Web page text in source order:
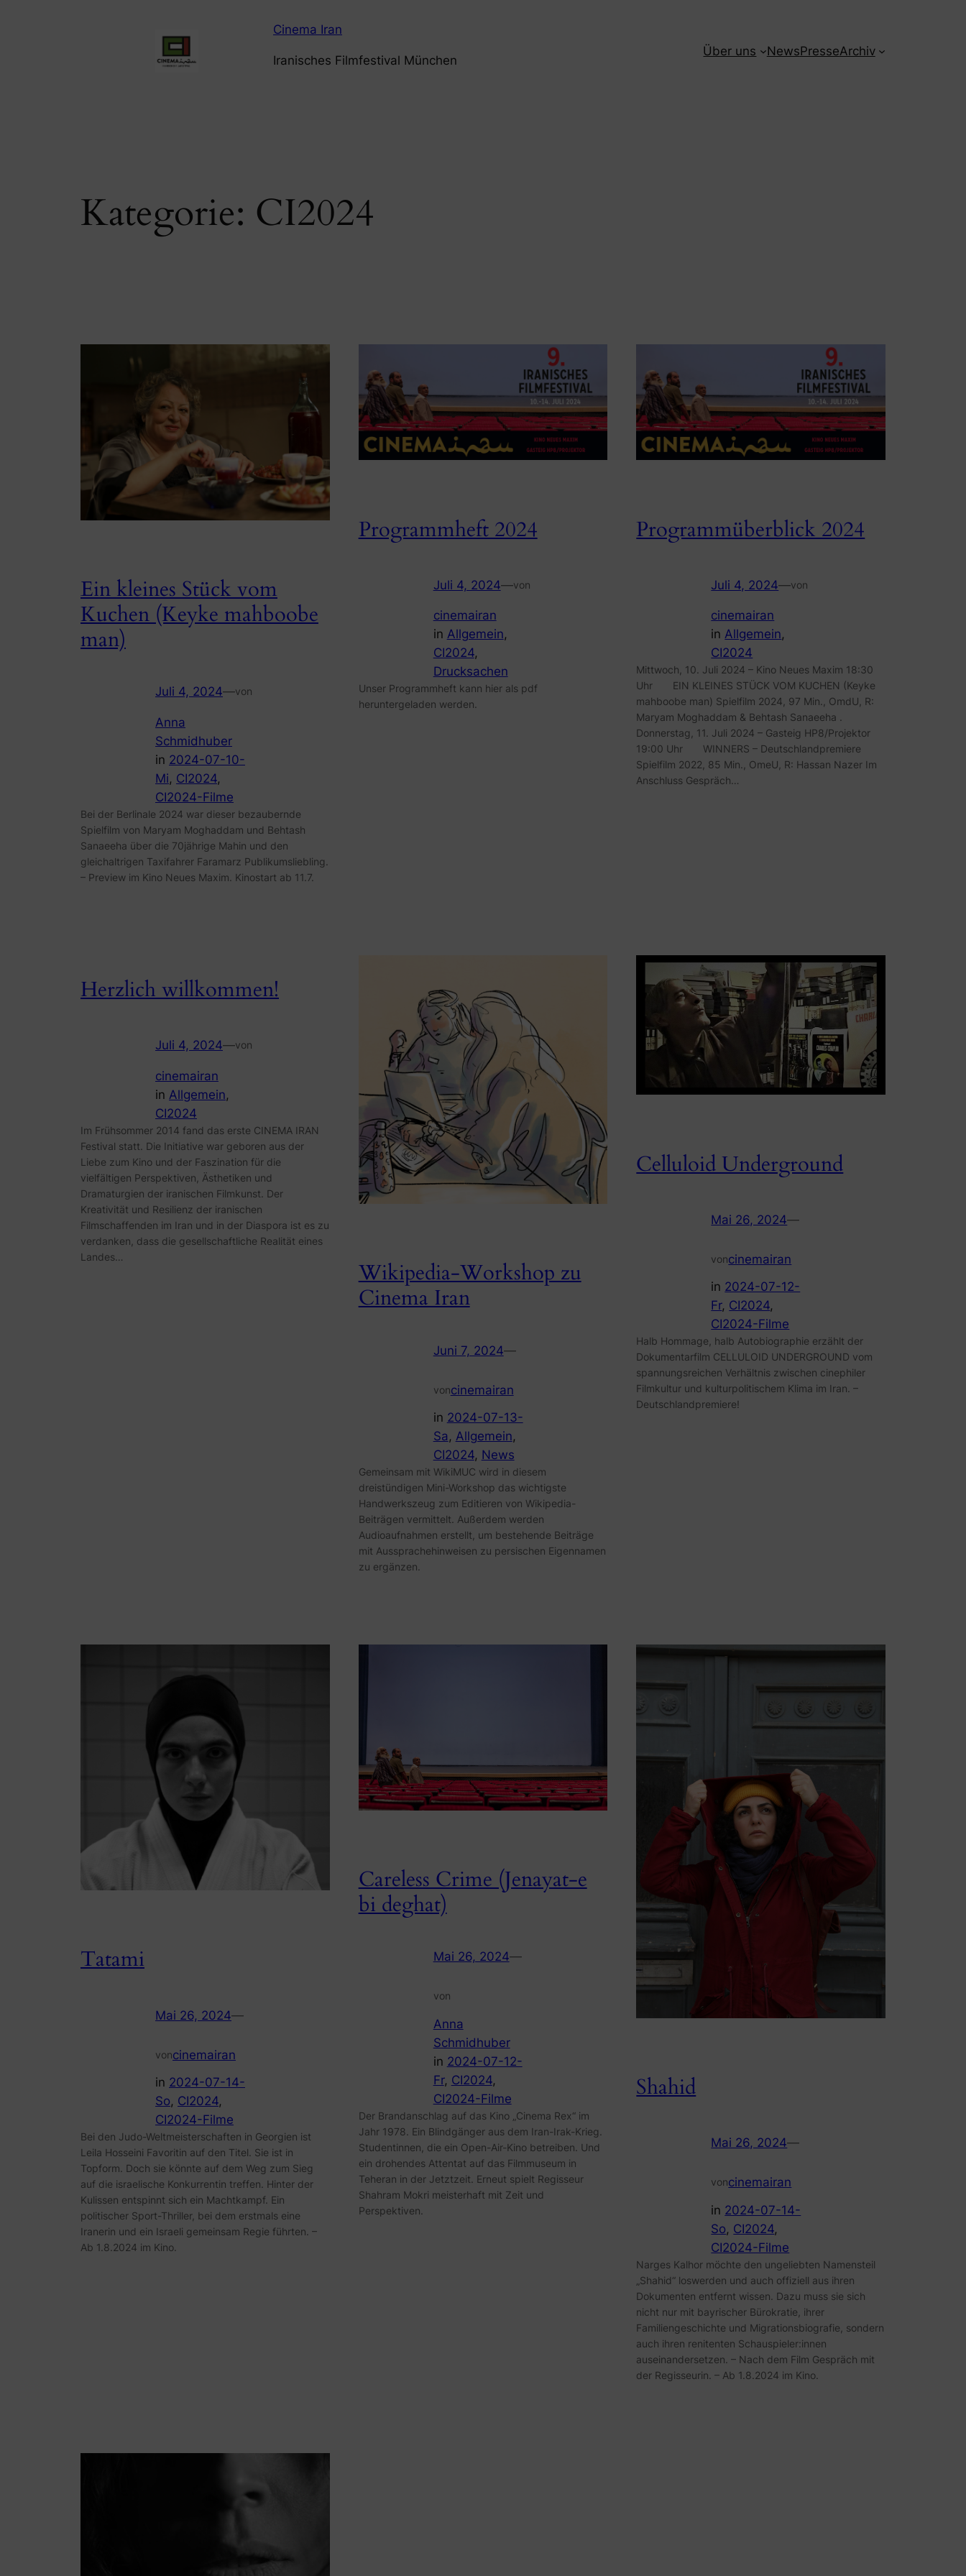
Cinema Iran
Iranisches Filmfestival München
Über uns NewsPresseArchiv
Kategorie: CI2024
Ein kleines Stück vom
Kuchen (Keyke mahboobe
man)
Juli 4, 2024—von
Anna
Schmidhuber
in 2024-07-10-
Mi, CI2024
CI2024-Filme
Bei der Berlinale 2024 war dieser bezaubernde
Spielfilm von Maryam Moghaddam und Behtash
Sanaeeha über die 70jährige Mahin und den
gleichaltrigen Taxifahrer Faramarz Publikumsliebling.
– Preview im Kino Neues Maxim. Kinostart ab 11.7.
Programmheft 2024
Juli 4, 2024—von
cinemairan
in Allgemein
CI2024
Drucksachen
Unser Programmheft kann hier als pdf
heruntergeladen werden.
Programmüberblick 2024
Juli 4, 2024—von
cinemairan
inAllgemein
CI2024
Mittwoch, 10. Juli 2024 – Kino Neues Maxim 18:30
Uhr EIN KLEINES STÜCK VOM KUCHEN (Keyke
mahboobe man) Spielfilm 2024, 97 Min., OmdU, R:
Maryam Moghaddam & Behtash Sanaeeha .
Donnerstag, 11. Juli 2024 – Gasteig HP8/Projektor
19:00 Uhr WINNERS – Deutschlandpremiere
Spielfilm 2022, 85 Min., OmeU, R: Hassan Nazer Im
Anschluss Gespräch…
Herzlich willkommen!
Juli 4, 2024—von
cinemairan
in Allgemein
CI2024
Im Frühsommer 2014 fand das erste CINEMA IRAN
Festival statt. Die Initiative war geboren aus der
Liebe zum Kino und der Faszination für die
vielfältigen Perspektiven, Ästhetiken und
Dramaturgien der iranischen Filmkunst. Der
Kreativität und Resilienz der iranischen
Filmschaffenden im Iran und in der Diaspora ist es zu
verdanken, dass die gesellschaftliche Realität eines
Landes…
Wikipedia-Workshop zu
Cinema Iran
Juni 7, 2024—
voncinemairan
in 2024-07-13-
Sa , Allgemein
CI2024, News
Gemeinsam mit WikiMUC wird in diesem
dreistündigen Mini-Workshop das wichtigste
Handwerkszeug zum Editieren von Wikipedia-
Beiträgen vermittelt. Außerdem werden
Audioaufnahmen erstellt, um bestehende Beiträge
mit Aussprachehinweisen zu persischen Eigennamen
zu ergänzen.
Celluloid Underground
Mai 26, 2024—
voncinemairan
in 2024-07-12-
Fr, CI2024
CI2024-Filme
Halb Hommage, halb Autobiographie erzählt der
Dokumentarfilm CELLULOID UNDERGROUND vom
spannungsreichen Verhältnis zwischen cinephiler
Filmkultur und kulturpolitischem Klima im Iran. –
Deutschlandpremiere!
Tatami
Mai 26, 2024—
voncinemairan
in 2024-07-14-
So, CI2024
CI2024-Filme
Bei den Judo-Weltmeisterschaften in Georgien ist
Leila Hosseini Favoritin auf den Titel. Sie ist in
Topform. Doch sie könnte auf dem Weg zum Sieg
auf die israelische Konkurrentin treffen. Hinter der
Kulissen entspinnt sich ein Machtkampf. Ein
politischer Sport-Thriller, bei dem erstmals eine
Iranerin und ein Israeli gemeinsam Regie führten. –
Ab 1.8.2024 im Kino.
Careless Crime (Jenayat-e
bi deghat)
Mai 26, 2024—
von
Anna
Schmidhuber
in 2024-07-12-
Fr, CI2024
CI2024-Filme
Der Brandanschlag auf das Kino „Cinema Rex“ im
Jahr 1978. Ein Blindgänger aus dem Iran-Irak-Krieg.
Studentinnen, die ein Open-Air-Kino betreiben. Und
ein drohendes Attentat auf das Filmmuseum in
Teheran in der Jetztzeit. Erneut spielt Regisseur
Shahram Mokri meisterhaft mit Zeit und
Perspektiven.
Shahid
Mai 26, 2024—
voncinemairan
in 2024-07-14-
So, CI2024
CI2024-Filme
Narges Kalhor möchte den ungeliebten Namensteil
„Shahid“ loswerden und auch offiziell aus ihren
Dokumenten entfernt wissen. Dazu muss sie sich
nicht nur mit bayrischer Bürokratie, ihrer
Familiengeschichte und Migrationsbiografie, sondern
auch ihren renitenten Schauspieler:innen
auseinandersetzen. – Nach dem Film Gespräch mit
der Regisseurin. – Ab 1.8.2024 im Kino.